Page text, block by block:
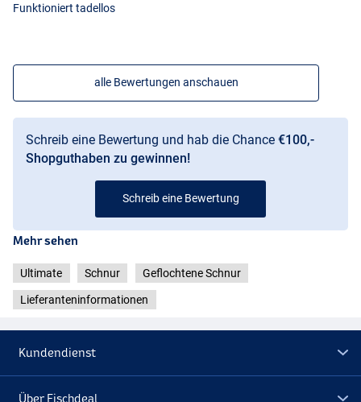
Funktioniert tadellos
alle Bewertungen anschauen
Schreib eine Bewertung und hab die Chance €100,-
Shopguthaben zu gewinnen!
Schreib eine Bewertung
Mehr sehen
Ultimate Schnur Geflochtene Schnur
Lieferanteninformationen
Kundendienst
Über Fischdeal